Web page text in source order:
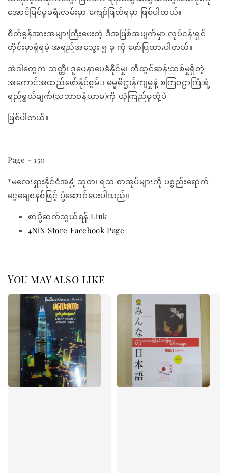
အောင်မြင်မှုခရီးလမ်းမှာ ကျော်ဖြတ်ရမှာ ဖြစ်ပါတယ်။
စိတ်ခွန်အားအများကြီးပေးတဲ့ ဒီအဖြစ်အပျက်မှာ လုပ်ငန်းရှင်
တိုင်းမှာရှိရမဲ့ အရည်အသွေး ၅ ခု ကို ဖော်ပြထားပါတယ်။
အဲဒါတွေက သတ္တိ၊ ဒူပေနာပေခံနိုင်မှု၊ တီထွင်ဆန်းသစ်မှုရှိတဲ့
အကောင်အထည်ဖော်နိုင်စွမ်း၊ ဓမ္မဓိဋ္ဌာန်ကျမှုနဲ့ စကြဝဠာကြီးရဲ့
ရည်ရွယ်ချက်(သဘာဝနိယာမ)ကို ယုံကြည်မှုတို့ပဲ
ဖြစ်ပါတယ်။
Page - 150
*မလေးရှားနိုင်ငံအနှံ့ သုတ၊ ရသ စာအုပ်များကို ပစ္စည်းရောက်
ငွေချေစနစ်ဖြင့် ပို့ဆောင်ပေးပါသည်။
စာပို့ဆက်သွယ်ရန်Link
4NiX Store Facebook Page
You may also like